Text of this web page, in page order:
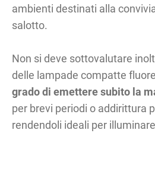
ambienti destinati alla
salotto.
Non si deve sottovalutare
delle lampade compatte
grado di emettere subito la
per brevi periodi o addirittura
rendendoli ideali per